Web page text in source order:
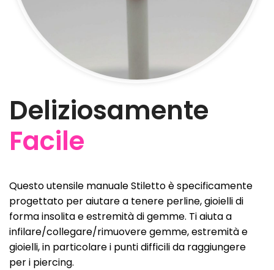
Deliziosamente
Facile
Questo utensile manuale Stiletto è specificamente
progettato per aiutare a tenere perline, gioielli di
forma insolita e estremità di gemme. Ti aiuta a
infilare/collegare/rimuovere gemme, estremità e
gioielli, in particolare i punti difficili da raggiungere
per i piercing.